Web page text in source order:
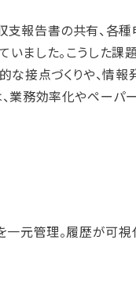
報告書の共有、各
ました。こうした課
接点づくりや、情
業務効率化やペーパ
元管理。履歴が可